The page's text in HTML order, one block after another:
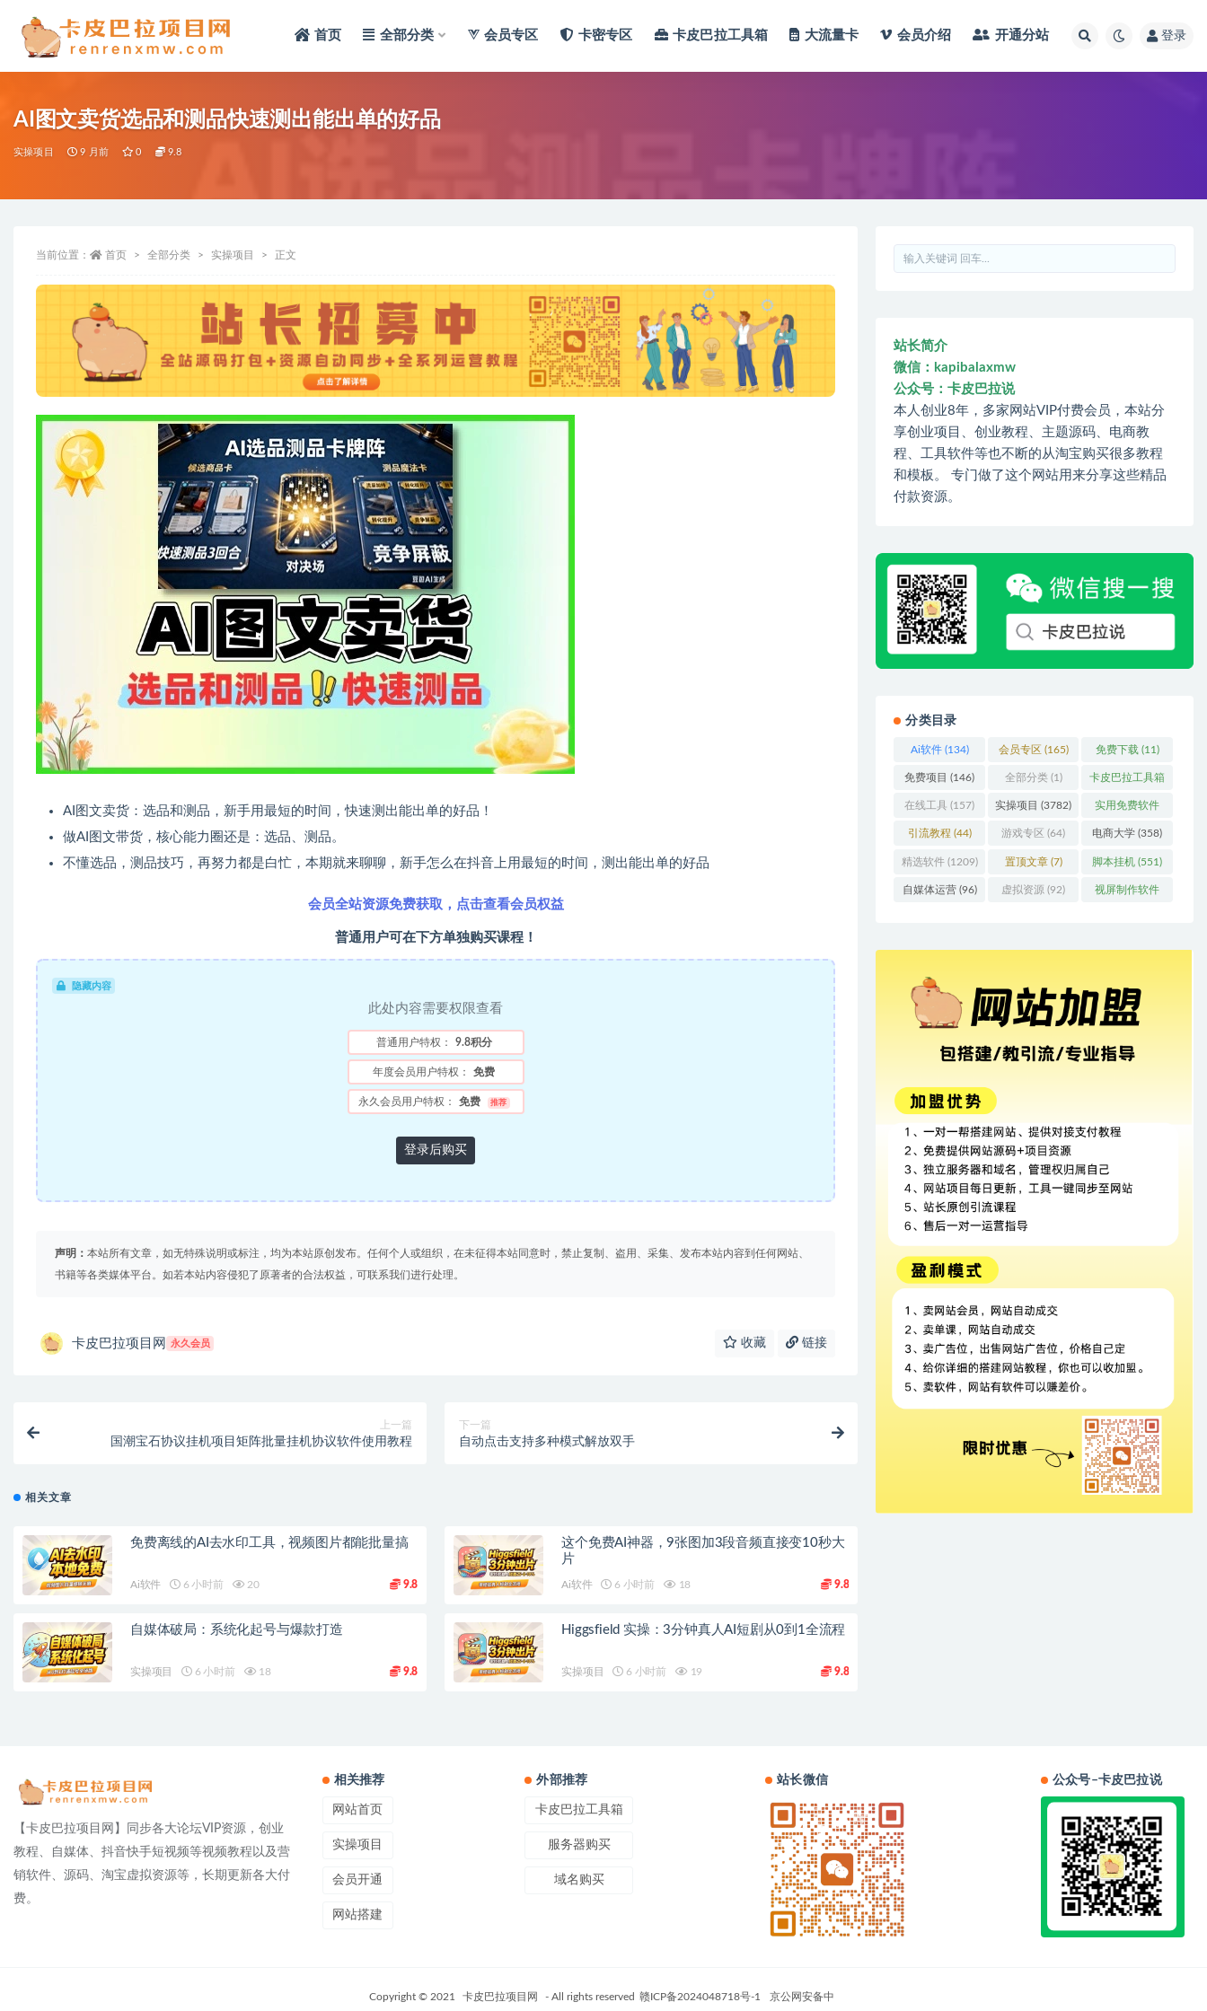
首页 全部分类 会员专区 卡密专区 卡皮巴拉工具箱 大流量卡 会员介绍 开通分站 登录
AI图文卖货选品和测品快速测出能出单的好品
实操项目 9 月前 0 9.8
当前位置： 首页 全部分类 实操项目 正文
AI图文卖货：选品和测品，新手用最短的时间，快速测出能出单的好品！
做AI图文带货，核心能力圈还是：选品、测品。
不懂选品，测品技巧，再努力都是白忙，本期就来聊聊，新手怎么在抖音上用最短的时间，测出能出单的好品
会员全站资源免费获取，点击查看会员权益
普通用户可在下方单独购买课程！
隐藏内容
此处内容需要权限查看
普通用户特权： 9.8积分
年度会员用户特权： 免费
永久会员用户特权： 免费 推荐
登录后购买
声明： 本站所有文章，如无特殊说明或标注，均为本站原创发布。任何个人或组织，在未征得本站同意时，禁止复制、盗用、采集、发布本站内容到任何网站、
书籍等各类媒体平台。如若本站内容侵犯了原著者的合法权益，可联系我们进行处理。
卡皮巴拉项目网 永久会员 收藏 链接
上一篇
国潮宝石协议挂机项目矩阵批量挂机协议软件使用教程
下一篇
自动点击支持多种模式解放双手
相关文章
免费离线的AI去水印工具，视频图片都能批量搞
Ai软件 6 小时前 20 9.8
这个免费AI神器，9张图加3段音频直接变10秒大
片
Ai软件 6 小时前 18 9.8
自媒体破局：系统化起号与爆款打造
实操项目 6 小时前 18 9.8
Higgsfield 实操：3分钟真人AI短剧从0到1全流程
实操项目 6 小时前 19 9.8
站长简介
微信：kapibalaxmw
公众号：卡皮巴拉说
本人创业8年，多家网站VIP付费会员，本站分
享创业项目、创业教程、主题源码、电商教
程、工具软件等也不断的从淘宝购买很多教程
和模板。 专门做了这个网站用来分享这些精品
付款资源。
分类目录
Ai软件(134) 会员专区 (165) 免费下载 (11)
免费项目 (146) 全部分类(1) 卡皮巴拉工具箱
(3)
在线工具 (157) 实操项目 (3782) 实用免费软件
(415)
引流教程 (44) 游戏专区 (64) 电商大学 (358)
精选软件(1209) 置顶文章(7) 脚本挂机 (551)
自媒体运营(96) 虚拟资源 (92) 视屏制作软件
【卡皮巴拉项目网】同步各大论坛VIP资源，创业
教程、自媒体、抖音快手短视频等视频教程以及营
销软件、源码、淘宝虚拟资源等，长期更新各大付
费。
相关推荐
网站首页
实操项目
会员开通
网站搭建
外部推荐
卡皮巴拉工具箱
服务器购买
域名购买
站长微信 公众号–卡皮巴拉说
Copyright © 2021 卡皮巴拉项目网 - All rights reserved 赣ICP备2024048718号-1 京公网安备中